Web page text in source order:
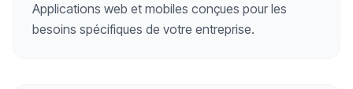
Applications web et mobiles conçues pour les
besoins spécifiques de votre entreprise.